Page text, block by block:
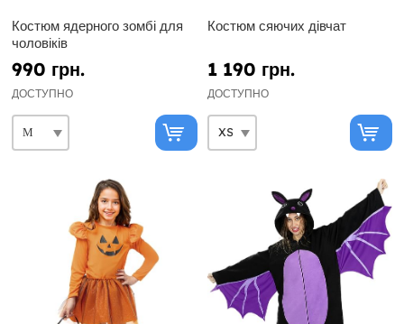
Костюм ядерного зомбі для
чоловіків
990 грн.
ДОСТУПНО
Костюм сяючих дівчат
1 190 грн.
ДОСТУПНО